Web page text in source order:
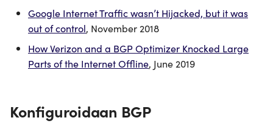
Google Internet Traffic wasn’t Hijacked, but it was
out of control, November 2018
How Verizon and a BGP Optimizer Knocked Large
Parts of the Internet Offline, June 2019
Konfiguroidaan BGP